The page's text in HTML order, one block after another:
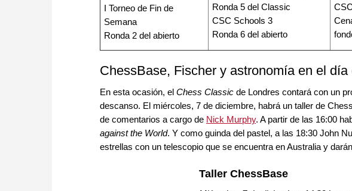
I Torneo de Fin de
Semana
Ronda 2 del abierto
Ronda 5 del Classic
CSC Schools 3
Ronda 6 del abierto
ChessBase, Fischer y astronomía en el día
En esta ocasión, el Chess Classic de Londres contará con un
descanso. El miércoles, 7 de diciembre, habrá un taller de
de comentarios a cargo de Nick Murphy. A partir de las 16:00
against the World. Y como guinda del pastel, a las 18:30 John
estrellas con un telescopio que se encuentra en Australia y
Taller ChessBase